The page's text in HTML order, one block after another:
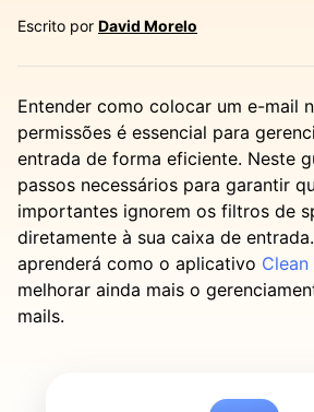
Escrito por David Morelo
Entender como colocar um e-mail
permissões é essencial para
entrada de forma eficiente. Neste
passos necessários para garantir
importantes ignorem os filtros de
diretamente à sua caixa de
aprenderá como o aplicativo Clean
melhorar ainda mais o
mails.